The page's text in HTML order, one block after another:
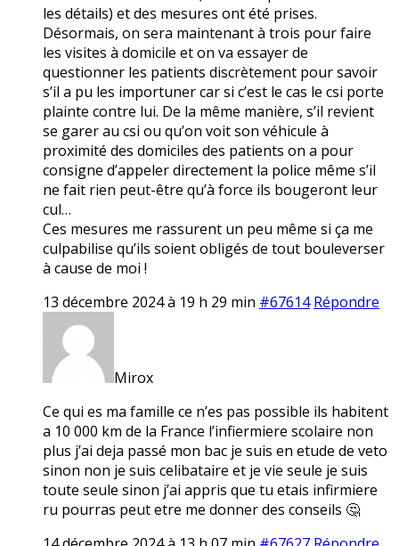
les détails) et des mesures ont été prises.
Désormais, on sera maintenant à trois pour faire
les visites à domicile et on va essayer de
questionner les patients discrètement pour savoir
s’il a pu les importuner car si c’est le cas le csi porte
plainte contre lui. De la même manière, s’il revient
se garer au csi ou qu’on voit son véhicule à
proximité des domiciles des patients on a pour
consigne d’appeler directement la police même s’il
ne fait rien peut-être qu’à force ils bougeront leur
cul…
Ces mesures me rassurent un peu même si ça me
culpabilise qu’ils soient obligés de tout bouleverser
à cause de moi !
13 décembre 2024 à 19 h 29 min #67614 Répondre
Mirox
Ce qui es ma famille ce n’es pas possible ils habitent
a 10 000 km de la France l’infiermiere scolaire non
plus j’ai deja passé mon bac je suis en etude de veto
sinon non je suis celibataire et je vie seule je suis
toute seule sinon j’ai appris que tu etais infirmiere
ru pourras peut etre me donner des conseils 🤔